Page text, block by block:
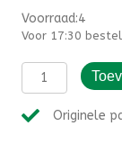
Voorraad:4
Voor 17:30
Automatten
Ford
Fiesta
(2013-
Originele